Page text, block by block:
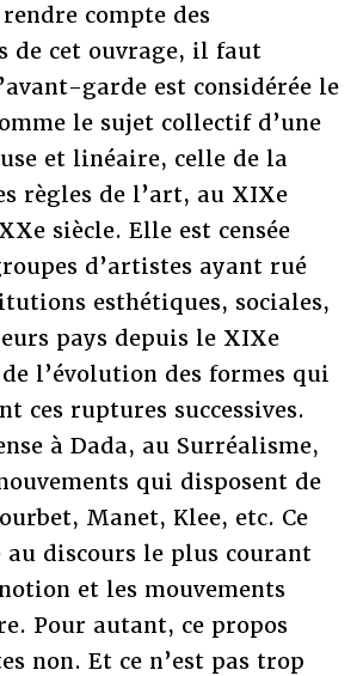
compte des
de cet ouvrage, il faut
garde est considérée le
le sujet collectif d’une
et linéaire, celle de la
règles de l’art, au XIXe
siècle. Elle est censée
d’artistes ayant rué
esthétiques, sociales,
pays depuis le XIXe
l’évolution des formes qui
ces ruptures successives.
à Dada, au Surréalisme,
qui disposent de
Manet, Klee, etc. Ce
discours le plus courant
et les mouvements
Pour autant, ce propos
non. Et ce n’est pas trop